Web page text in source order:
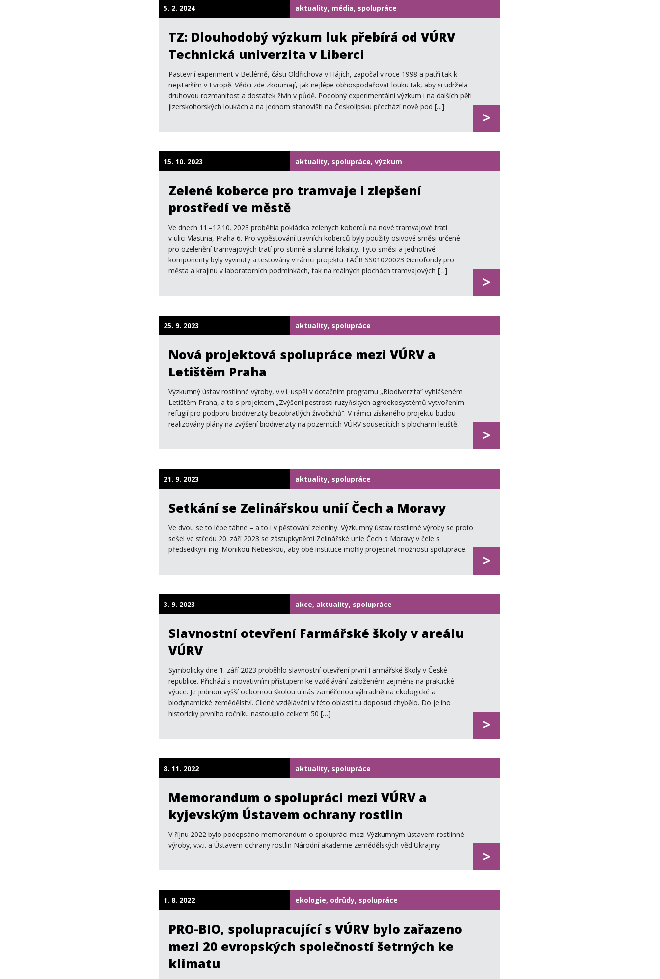
5. 2. 2024 aktuality, média, spolupráce
TZ: Dlouhodobý výzkum luk přebírá od VÚRV
Technická univerzita v Liberci
Pastevní experiment v Betlémě, části Oldřichova v Hájích, započal v roce 1998 a patří tak k
nejstarším v Evropě. Vědci zde zkoumají, jak nejlépe obhospodařovat louku tak, aby si udržela
druhovou rozmanitost a dostatek živin v půdě. Podobný experimentální výzkum i na dalších pěti
jizerskohorských loukách a na jednom stanovišti na Českolipsku přechází nově pod […]
>
15. 10. 2023 aktuality, spolupráce, výzkum
Zelené koberce pro tramvaje i zlepšení
prostředí ve městě
Ve dnech 11.–12.10. 2023 proběhla pokládka zelených koberců na nové tramvajové trati
v ulici Vlastina, Praha 6. Pro vypěstování travních koberců byly použity osivové směsi určené
pro ozelenění tramvajových tratí pro stinné a slunné lokality. Tyto směsi a jednotlivé
komponenty byly vyvinuty a testovány v rámci projektu TAČR SS01020023 Genofondy pro
města a krajinu v laboratorních podmínkách, tak na reálných plochách tramvajových […]
>
25. 9. 2023 aktuality, spolupráce
Nová projektová spolupráce mezi VÚRV a
Letištěm Praha
Výzkumný ústav rostlinné výroby, v.v.i. uspěl v dotačním programu „Biodiverzita“ vyhlášeném
Letištěm Praha, a to s projektem „Zvýšení pestrosti ruzyňských agroekosystémů vytvořením
refugií pro podporu biodiverzity bezobratlých živočichů“. V rámci získaného projektu budou
realizovány plány na zvýšení biodiverzity na pozemcích VÚRV sousedících s plochami letiště.
>
21. 9. 2023 aktuality, spolupráce
Setkání se Zelinářskou unií Čech a Moravy
Ve dvou se to lépe táhne – a to i v pěstování zeleniny. Výzkumný ústav rostlinné výroby se proto
sešel ve středu 20. září 2023 se zástupkyněmi Zelinářské unie Čech a Moravy v čele s
předsedkyní ing. Monikou Nebeskou, aby obě instituce mohly projednat možnosti spolupráce.
>
3. 9. 2023 akce, aktuality, spolupráce
Slavnostní otevření Farmářské školy v areálu
VÚRV
Symbolicky dne 1. září 2023 proběhlo slavnostní otevření první Farmářské školy v České
republice. Přichází s inovativním přístupem ke vzdělávání založeném zejména na praktické
výuce. Je jedinou vyšší odbornou školou u nás zaměřenou výhradně na ekologické a
biodynamické zemědělství. Cílené vzdělávání v této oblasti tu doposud chybělo. Do jejího
historicky prvního ročníku nastoupilo celkem 50 […]
>
8. 11. 2022 aktuality, spolupráce
Memorandum o spolupráci mezi VÚRV a
kyjevským Ústavem ochrany rostlin
V říjnu 2022 bylo podepsáno memorandum o spolupráci mezi Výzkumným ústavem rostlinné
výroby, v.v.i. a Ústavem ochrany rostlin Národní akademie zemědělských věd Ukrajiny.
>
1. 8. 2022 ekologie, odrůdy, spolupráce
PRO-BIO, spolupracující s VÚRV bylo zařazeno
mezi 20 evropských společností šetrných ke
klimatu